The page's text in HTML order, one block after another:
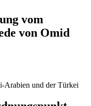
vom
von Omid
Arabien und der Türkei